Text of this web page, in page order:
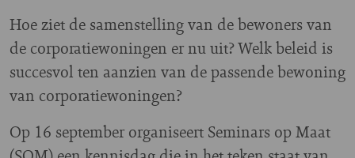
Hoe ziet de samenstelling van de bewoners van
de corporatiewoningen er nu uit? Welk beleid is
succesvol ten aanzien van de passende bewoning
van corporatiewoningen?
Op 16 september organiseert Seminars op Maat